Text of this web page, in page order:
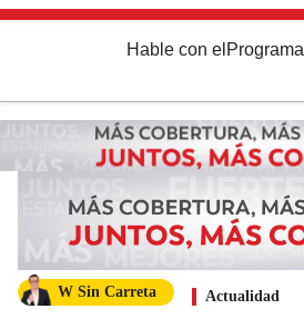
Hable con el Programa
W Sin Carreta Actualidad